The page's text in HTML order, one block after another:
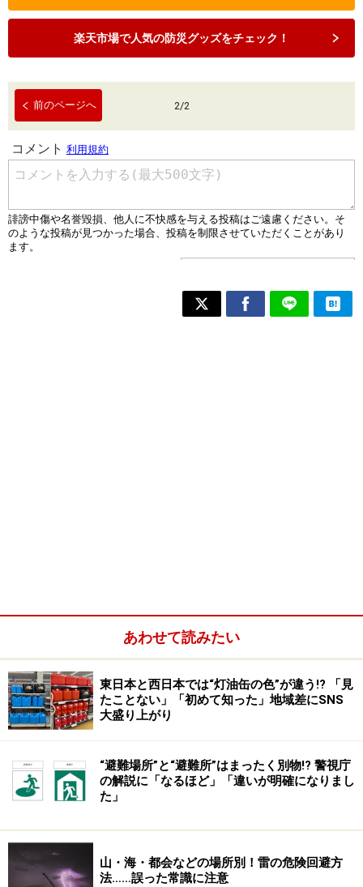
楽天市場で人気の防災グッズをチェック！
前のページへ 2/2
あわせて読みたい
東日本と西日本では“灯油缶の色”が違う!? 「見
たことない」「初めて知った」地域差にSNS
大盛り上がり
“避難場所”と“避難所”はまったく別物!? 警視庁
の解説に「なるほど」「違いが明確になりまし
た」
山・海・都会などの場所別！雷の危険回避方
法……誤った常識に注意